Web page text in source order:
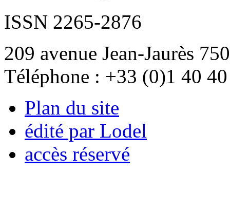
ISSN 2265-2876
209 avenue Jean-Jaurès
Téléphone : +33 (0)1 40
Plan du site
édité par Lodel
accès réservé